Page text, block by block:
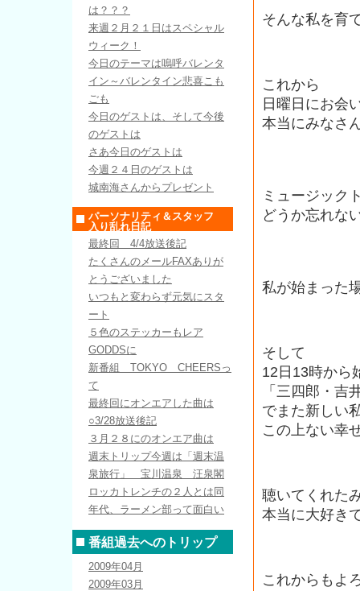
は？？？
来週２月２１日はスペシャル
ウィーク！
今日のテーマは嗚呼バレンタ
イン～バレンタイン悲喜こも
ごも
今日のゲストは、そして今後
のゲストは
さあ今日のゲストは
今週２４日のゲストは
城南海さんからプレゼント
パーソナリティ＆スタッフ
入り乱れ日記
最終回 4/4放送後記
たくさんのメールFAXありが
とうございました
いつもと変わらず元気にスタ
ート
５色のステッカーもレア
GODDSに
新番組 TOKYO CHEERSっ
て
最終回にオンエアした曲は
○3/28放送後記
３月２８にのオンエア曲は
週末トリップ今週は「週末温
泉旅行」 宝川温泉 汪泉閣
ロッカトレンチの２人とは同
年代、ラーメン部って面白い
番組過去へのトリップ
2009年04月
2009年03月
そんな私を育
これから
日曜日にお会
本当にみなさ
ミュージック
どうか忘れな
私が始まった
そして
12日13時から
「三四郎・
でまた新しい
この上ない幸
聴いてくれた
本当に大好き
これからもよ